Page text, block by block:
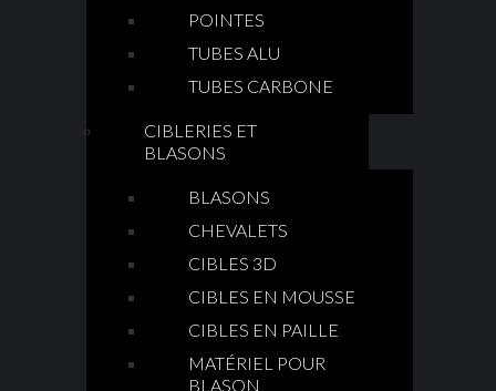
POINTES
TUBES ALU
TUBES CARBONE
CIBLERIES ET
BLASONS
BLASONS
CHEVALETS
CIBLES 3D
CIBLES EN MOUSSE
CIBLES EN PAILLE
MATÉRIEL POUR
BLASON